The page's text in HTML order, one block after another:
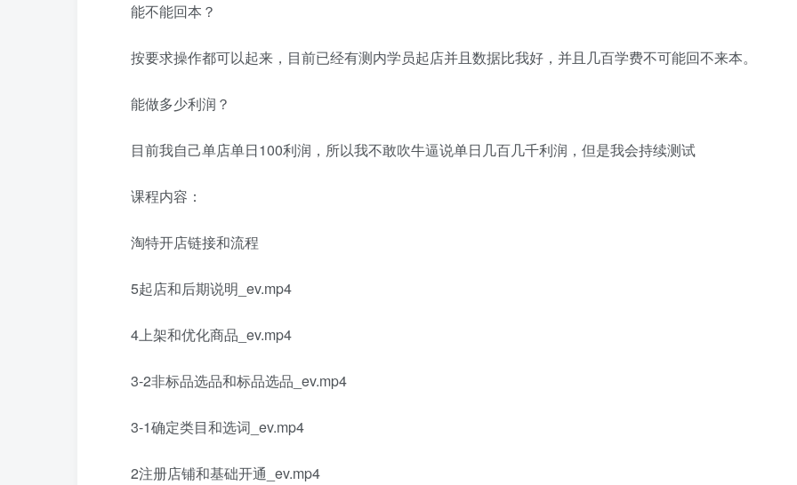
能不能回本？
按要求操作都可以起来，目前已经有测内学员起店并且数据比我好，并且几百学费不可能回不来本。
能做多少利润？
目前我自己单店单日100利润，所以我不敢吹牛逼说单日几百几千利润，但是我会持续测试
课程内容：
淘特开店链接和流程
5起店和后期说明_ev.mp4
4上架和优化商品_ev.mp4
3-2非标品选品和标品选品_ev.mp4
3-1确定类目和选词_ev.mp4
2注册店铺和基础开通_ev.mp4